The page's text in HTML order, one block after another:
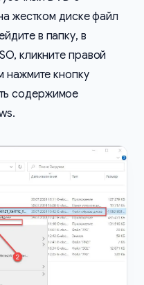
жестком диске файл
в папку, в
кликните правой
нажмите кнопку
содержимое